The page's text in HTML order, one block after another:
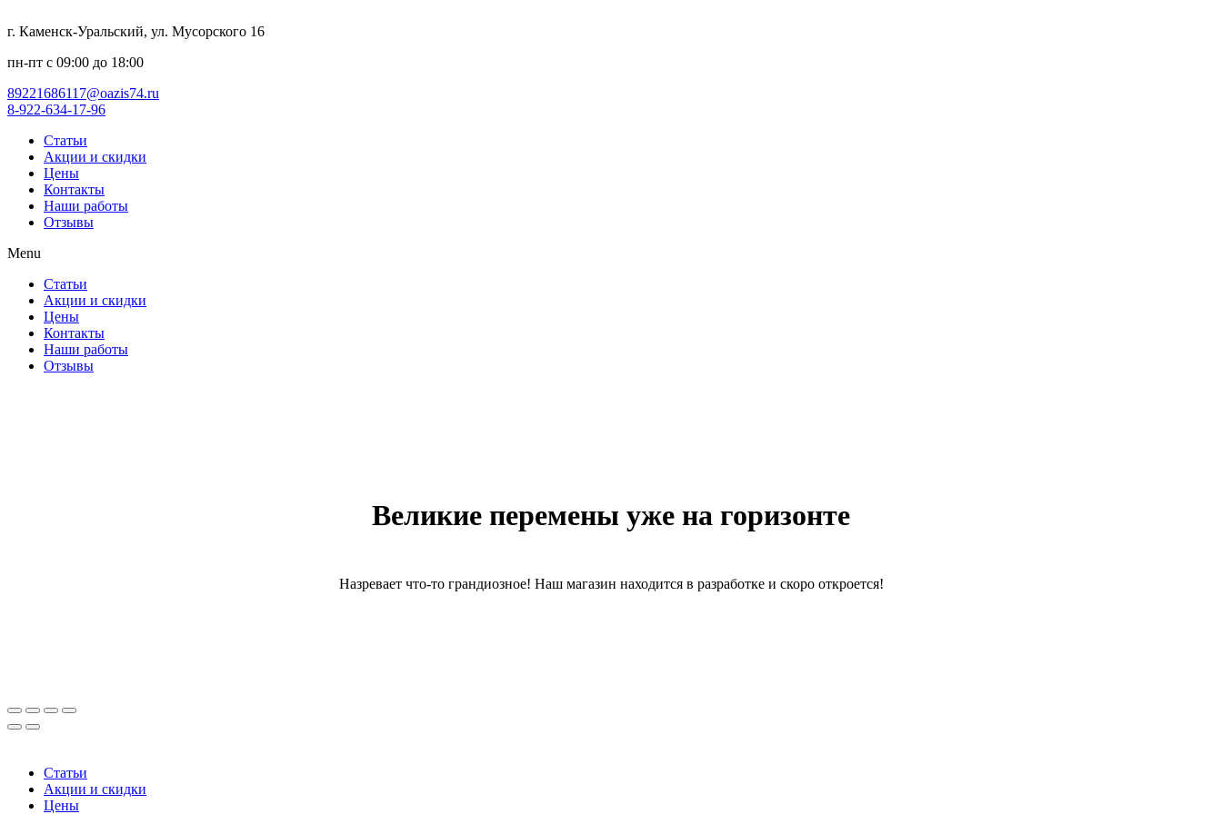
г. Каменск-Уральский, ул. Мусорского 16
пн-пт с 09:00 до 18:00
89221686117@oazis74.ru
8-922-634-17-96
Статьи
Акции и скидки
Цены
Контакты
Наши работы
Отзывы
Menu
Статьи
Акции и скидки
Цены
Контакты
Наши работы
Отзывы
Великие перемены уже на горизонте
Назревает что-то грандиозное! Наш магазин находится в разработке и скоро откроется!
Статьи
Акции и скидки
Цены